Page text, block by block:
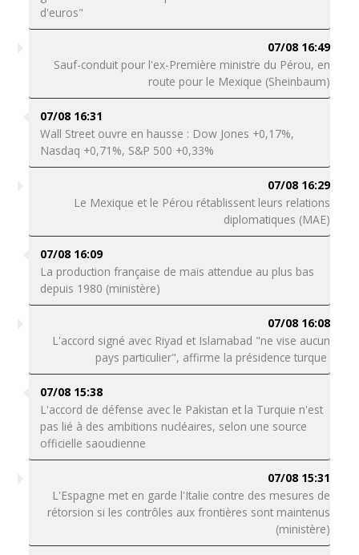
d'euros"
07/08 16:49
Sauf-conduit pour l'ex-Première ministre du Pérou, en
route pour le Mexique (Sheinbaum)
07/08 16:31
Wall Street ouvre en hausse : Dow Jones +0,17%,
Nasdaq +0,71%, S&P 500 +0,33%
07/08 16:29
Le Mexique et le Pérou rétablissent leurs relations
diplomatiques (MAE)
07/08 16:09
La production française de maïs attendue au plus bas
depuis 1980 (ministère)
07/08 16:08
L'accord signé avec Riyad et Islamabad "ne vise aucun
pays particulier", affirme la présidence turque
07/08 15:38
L'accord de défense avec le Pakistan et la Turquie n'est
pas lié à des ambitions nucléaires, selon une source
officielle saoudienne
07/08 15:31
L'Espagne met en garde l'Italie contre des mesures de
rétorsion si les contrôles aux frontières sont maintenus
(ministère)